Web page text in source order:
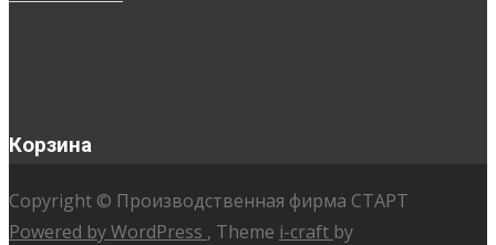
Корзина
Copyright © Производственная фирма СТАРТ
Powered by WordPress , Theme i-craft by